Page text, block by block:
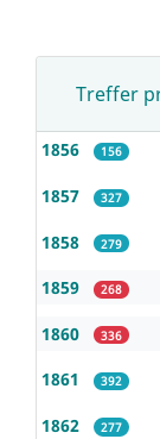
Treffer
1856 156
1857 327
1858 279
1859 268
1860 336
1861 392
1862 277